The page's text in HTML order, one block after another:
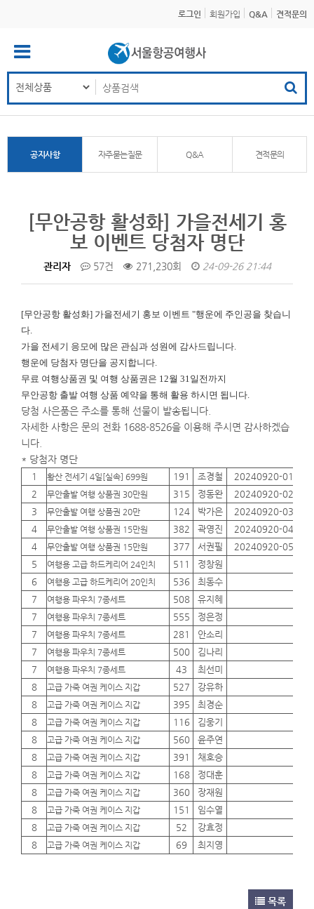
로그인 회원가입 Q&A 견적문의
공지사항 자주묻는질문 Q&A 견적문의
[무안공항 활성화] 가을전세기 홍
보 이벤트 당첨자 명단
관리자 57건 271,230회 24-09-26 21:44
[무안공항 활성화] 가을전세기 홍보 이벤트 "행운에 주인공을 찾습니
다.
가을 전세기 응모에 많은 관심과 성원에 감사드립니다.
행운에 당첨자 명단을 공지합니다.
무료 여행상품권 및 여행 상품권은 12월 31일전까지
무안공항 출발 여행 상품 예약을 통해 활용 하시면 됩니다.
당첨 사은품은 주소를 통해 선물이 발송됩니다.
자세한 사항은 문의 전화 1688-8526을 이용해 주시면 감사하겠습
니다.
* 당첨자 명단
1 황산 전세기 4일[실속] 699원 191 조경철 20240920-01
2
무안출발 여행 상품권 30만원 315 정동완 20240920-02
3
무안출발 여행 상품권 20만 124 박가은 20240920-03
4
무안출발 여행 상품권 15만원 382 곽영진 20240920-04
4
무안출발 여행 상품권 15만원 377 서권필 20240920-05
5
여행용 고급 하드케리어 24인치 511 정창원
6
여행용 고급 하드케리어 20인치 536 최동수
7
여행용 파우치 7종세트 508 유지혜
7
여행용 파우치 7종세트 555 정은정
7
여행용 파우치 7종세트 281 안소리
7
여행용 파우치 7종세트 500 김나리
7
여행용 파우치 7종세트 43 최선미
8
고급 가죽 여권 케이스 지갑 527 강유하
8
고급 가죽 여권 케이스 지갑 395 최경순
8
고급 가죽 여권 케이스 지갑 116 김웅기
8
고급 가죽 여권 케이스 지갑 560 윤주연
8
고급 가죽 여권 케이스 지갑 391 채호승
8
고급 가죽 여권 케이스 지갑 168 정대훈
8
고급 가죽 여권 케이스 지갑 360 장재원
8
고급 가죽 여권 케이스 지갑 151 임수열
8
고급 가죽 여권 케이스 지갑 52 강효정
8
고급 가죽 여권 케이스 지갑 69 최지영
목록